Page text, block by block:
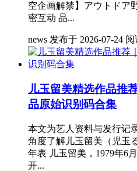
空企画解禁】アウトドア
密互动 品...
news 发布于 2026-07-24 阅
儿玉留美精选作品推
品原始识别码合集
本文为艺人资料与发行记
角度了解儿玉留美（児玉
年表 儿玉留美，1979年6
开...